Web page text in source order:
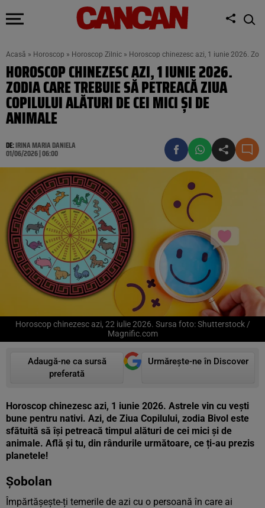
Acasă » Horoscop » Horoscop Zilnic » Horoscop chinezesc azi, 1 iunie 2026.
HOROSCOP CHINEZESC AZI, 1 IUNIE 2026.
ZODIA CARE TREBUIE SĂ PETREACĂ ZIUA
COPILULUI ALĂTURI DE CEI MICI ȘI DE
ANIMALE
DE:IRINA MARIA DANIELA
01/06/2026 | 06:00
Horoscop chinezesc azi, 22 iulie 2026. Sursa foto: Shutterstock /
Magnific.com
Adaugă-ne ca sursă
preferată
Urmărește-ne în Discover
Horoscop chinezesc azi, 1 iunie 2026. Astrele vin cu vești
bune pentru nativi. Azi, de Ziua Copilului, zodia Bivol este
sfătuită să își petreacă timpul alături de cei mici și de
animale. Află și tu, din rândurile următoare, ce ți-au prezis
planetele!
Șobolan
Împărtășește-ți temerile de azi cu o persoană în care ai